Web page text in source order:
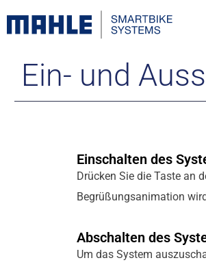
Ein- und
Einschalten des
Drücken Sie die Taste an
Begrüßungsanimation
Abschalten des
Um das System